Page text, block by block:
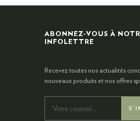
ABONNEZ-VOUS À
INFOLETTRE
Recevez toutes nos actualités
nouveaux produits et nos offres